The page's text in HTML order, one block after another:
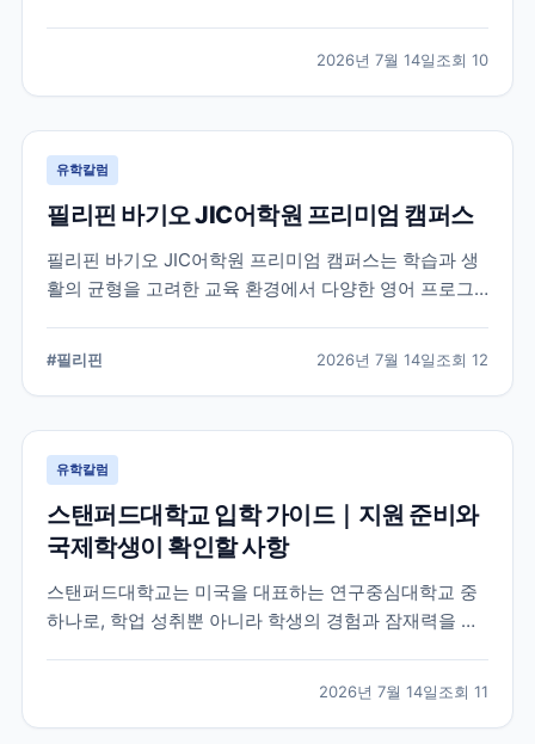
2026년 7월 14일조회 10
유학칼럼
필리핀 바기오 JIC어학원 프리미엄 캠퍼스
필리핀 바기오 JIC어학원 프리미엄 캠퍼스는 학습과 생
활의 균형을 고려한 교육 환경에서 다양한 영어 프로그
했습니다.
#필리핀 2026년 7월 14일조회 12
유학칼럼
스탠퍼드대학교 입학 가이드｜지원 준비와
국제학생이 확인할 사항
스탠퍼드대학교는 미국을 대표하는 연구중심대학교 중
하나로, 학업 성취뿐 아니라 학생의 경험과 잠재력을 종
확인이 필요한 정보를 함께 정리했습니다.
2026년 7월 14일조회 11